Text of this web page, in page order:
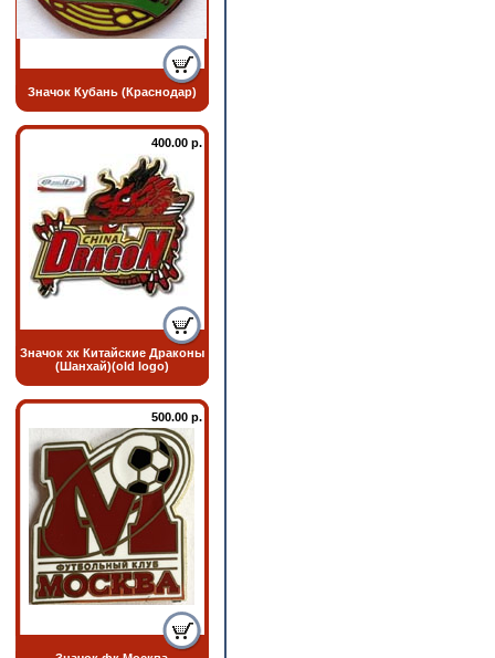
Значок Кубань (Краснодар)
400.00 р.
Значок хк Китайские Драконы
(Шанхай)(old logo)
500.00 р.